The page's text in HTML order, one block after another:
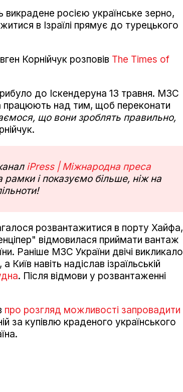
росією українське зерно,
в Ізраїлі прямує до турецького
Корнійчук розповів The Times of
до Іскендеруна 13 травня. МЗС
працюють над тим, щоб переконати
що вони зроблять правильно,
iPress | Міжнародна преса
і показуємо більше, ніж на
розвантажитися в порту Хайфа,
відмовилася приймати вантаж
Раніше МЗС України двічі викликало
навіть надіслав ізраїльській
. Після відмови у розвантаженні
про розгляд можливості запровадити
за купівлю краденого українського